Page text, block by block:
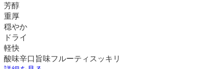
芳醇
重厚
穏やか
ドライ
軽快
酸味辛口 旨味フルーティ スッキリ